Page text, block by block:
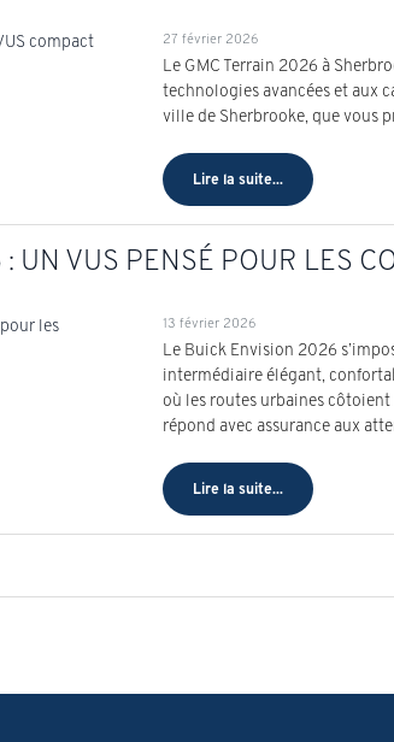
27 février 2026
Le GMC Terrain 2026 à
technologies avancées et aux
ville de Sherbrooke, que vous
Lire la suite...
VUS PENSÉ POUR LES
13 février 2026
Le Buick Envision 2026
intermédiaire élégant,
où les routes urbaines
répond avec assurance aux
Lire la suite...